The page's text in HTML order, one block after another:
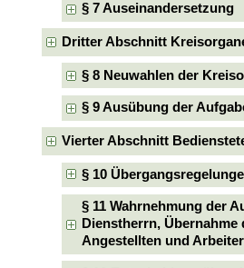
§ 7 Auseinandersetzung
Dritter Abschnitt
§ 8 Neuwahlen der
§ 9 Ausübung der
Vierter Abschnitt
§ 10
§ 11 Wahrnehmung der
Dienstherrn, Übernahme
Angestellten und Arbeiter